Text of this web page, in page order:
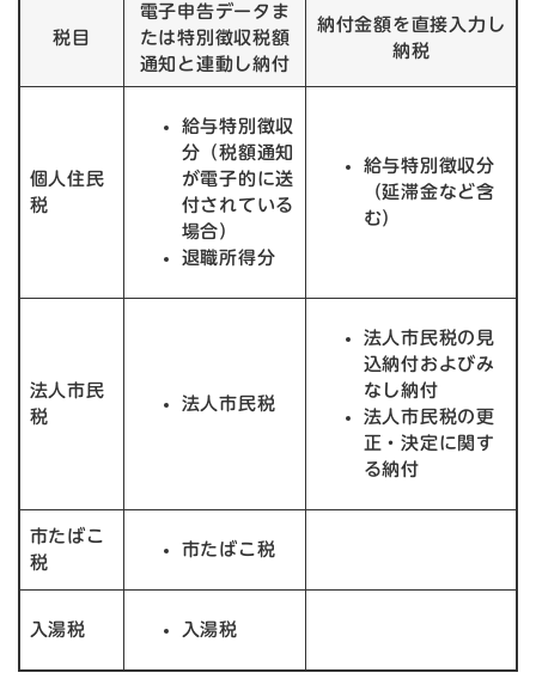
税目
電子申告データま
たは特別徴収税額
通知と連動し納付
納付金額を直接入力し
納税
個人住民
税
給与特別徴収
分（税額通知
が電子的に送
付されている
場合）
退職所得分
給与特別徴収分
（延滞金など含
む）
法人市民
税
法人市民税
法人市民税の見
込納付およびみ
なし納付
法人市民税の更
正・決定に関す
る納付
市たばこ
税
市たばこ税
入湯税 入湯税